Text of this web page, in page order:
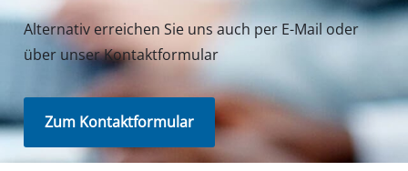
Alternativ erreichen Sie uns auch per E-Mail oder
über unser Kontaktformular
Zum Kontaktformular